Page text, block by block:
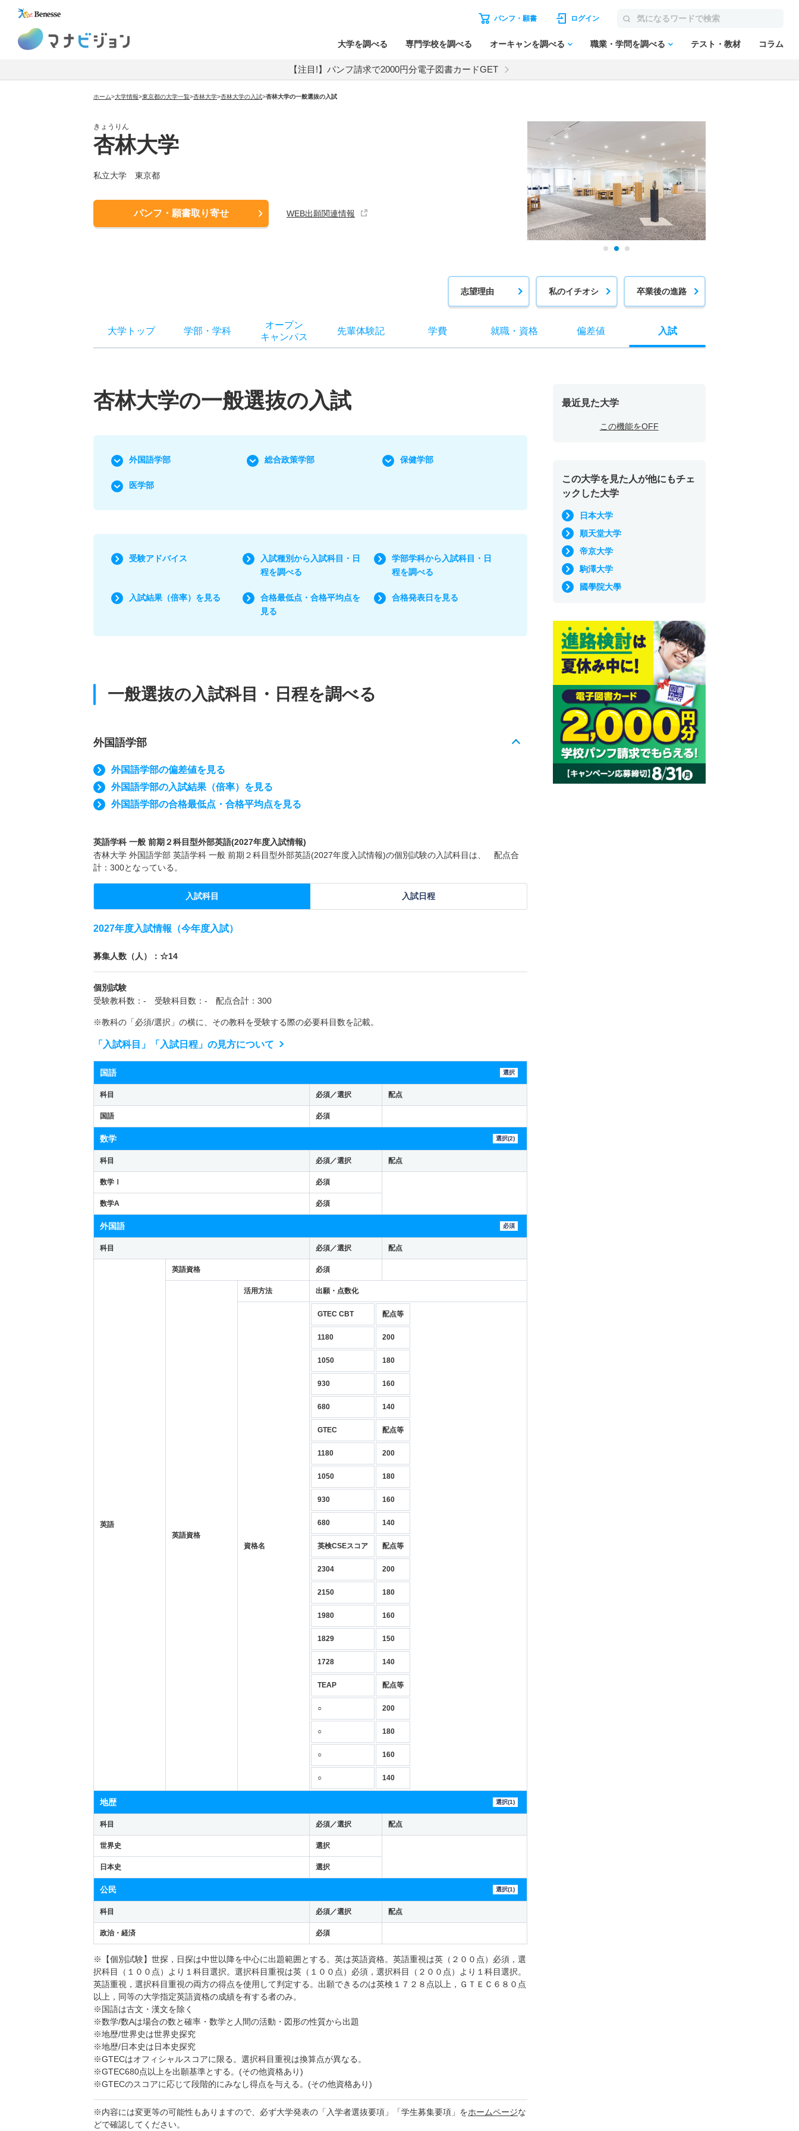
パンフ・願書 ログイン
大学を調べる 専門学校を調べる オーキャンを調べる 職業・学問を調べる テスト・教材 コラム
【注目!】パンフ請求で2000円分電子図書カードGET
ホーム>大学情報>東京都の大学一覧>杏林大学>杏林大学の入試>杏林大学の一般選抜の入試
きょうりん
杏林大学
私立大学 東京都
パンフ・願書取り寄せ WEB出願関連情報
志望理由 私のイチオシ 卒業後の進路
大学トップ 学部 ・ 学科
オープン
キャンパス
先輩体験記 学費 就職・ 資格 偏差値 入試
杏林大学の一般選抜の入試
外国語学部 総合政策学部 保健学部
医学部
受験アドバイス
入試種別から入試科目・日
程を調べる
学部学科から入試科目・日
程を調べる
入試結果（倍率）を見る
合格最低点・合格平均点を
見る
合格発表日を見る
一般選抜の入試科目・日程を調べる
外国語学部
外国語学部の偏差値を見る
外国語学部の入試結果（倍率）を見る
外国語学部の合格最低点・合格平均点を見る
英語学科 一般 前期２科目型外部英語(2027年度入試情報)
杏林大学 外国語学部 英語学科 一般 前期２科目型外部英語(2027年度入試情報)の個別試験の入試科目は、 配点合
計：300となっている。
入試科目 入試日程
2027年度入試情報（今年度入試）
募集人数（人）：☆14
個別試験
受験教科数：- 受験科目数：- 配点合計：300
※教科の「必須/選択」の横に、その教科を受験する際の必要科目数を記載。
「入試科目」「入試日程」の見方について
国語 選択
科目 必須／選択 配点
国語 必須
数学 選択(2)
科目 必須／選択 配点
数学Ⅰ 必須
数学A 必須
外国語 必須
科目 必須／選択 配点
英語
英語資格 必須
英語資格
活用方法 出願・点数化
資格名
GTEC CBT 配点等
1180 200
1050 180
930 160
680 140
GTEC 配点等
1180 200
1050 180
930 160
680 140
英検CSEスコア 配点等
2304 200
2150 180
1980 160
1829 150
1728 140
TEAP 配点等
○ 200
○ 180
○ 160
○ 140
地歴 選択(1)
科目 必須／選択 配点
世界史 選択
日本史 選択
公民 選択(1)
科目 必須／選択 配点
政治・経済 必須
※【個別試験】世探，日探は中世以降を中心に出題範囲とする。英は英語資格。英語重視は英（２００点）必須，選
択科目（１００点）より１科目選択。選択科目重視は英（１００点）必須，選択科目（２００点）より１科目選択。
英語重視，選択科目重視の両方の得点を使用して判定する。出願できるのは英検１７２８点以上，ＧＴＥＣ６８０点
以上，同等の大学指定英語資格の成績を有する者のみ。
※国語は古文・漢文を除く
※数学/数Aは場合の数と確率・数学と人間の活動・図形の性質から出題
※地歴/世界史は世界史探究
※地歴/日本史は日本史探究
※GTECはオフィシャルスコアに限る。選択科目重視は換算点が異なる。
※GTEC680点以上を出願基準とする。(その他資格あり)
※GTECのスコアに応じて段階的にみなし得点を与える。(その他資格あり)
※内容には変更等の可能性もありますので、必ず大学発表の「入学者選抜要項」「学生募集要項」をホームページな
どで確認してください。
最近見た大学
この機能をOFF
この大学を見た人が他にもチェ
ックした大学
日本大学
順天堂大学
帝京大学
駒澤大学
國學院大學